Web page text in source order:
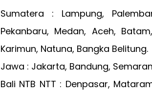
Sumatera : Lampung,
Pekanbaru, Medan, Aceh,
Karimun, Natuna, Bangka Belitung.
Jawa : Jakarta, Bandung,
Bali NTB NTT : Denpasar,